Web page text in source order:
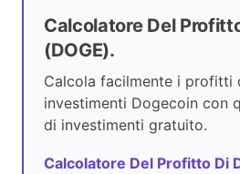
Calcolatore Del
(DOGE).
Calcola facilmente i profitti
investimenti Dogecoin con
di investimenti gratuito.
Calcolatore Del Profitto Di